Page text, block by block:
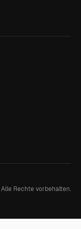
Alle Rechte vorbehalten.